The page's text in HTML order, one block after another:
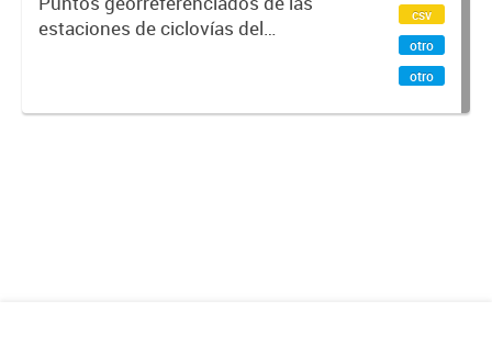
estaciones de ciclovías del
csv
otro
otro